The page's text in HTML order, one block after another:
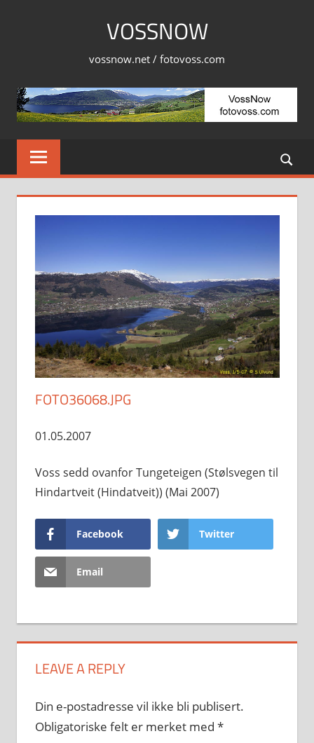
VOSSNOW
vossnow.net / fotovoss.com
FOTO36068.JPG
01.05.2007
Voss sedd ovanfor Tungeteigen (Stølsvegen til
Hindartveit (Hindatveit)) (Mai 2007)
Facebook Twitter
Email
LEAVE A REPLY
Din e-postadresse vil ikke bli publisert.
Obligatoriske felt er merket med *